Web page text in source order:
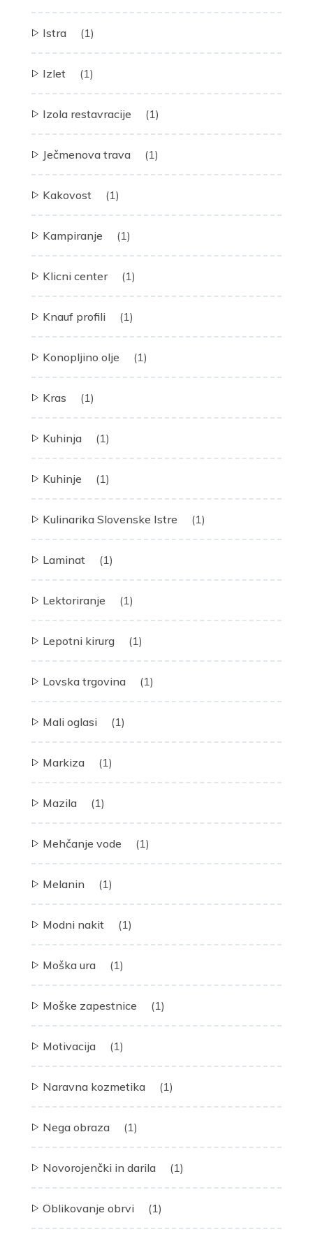
Istra (1)
Izlet (1)
Izola restavracije (1)
Ječmenova trava (1)
Kakovost (1)
Kampiranje (1)
Klicni center (1)
Knauf profili (1)
Konopljino olje (1)
Kras (1)
Kuhinja (1)
Kuhinje (1)
Kulinarika Slovenske Istre (1)
Laminat (1)
Lektoriranje (1)
Lepotni kirurg (1)
Lovska trgovina (1)
Mali oglasi (1)
Markiza (1)
Mazila (1)
Mehčanje vode (1)
Melanin (1)
Modni nakit (1)
Moška ura (1)
Moške zapestnice (1)
Motivacija (1)
Naravna kozmetika (1)
Nega obraza (1)
Novorojenčki in darila (1)
Oblikovanje obrvi (1)